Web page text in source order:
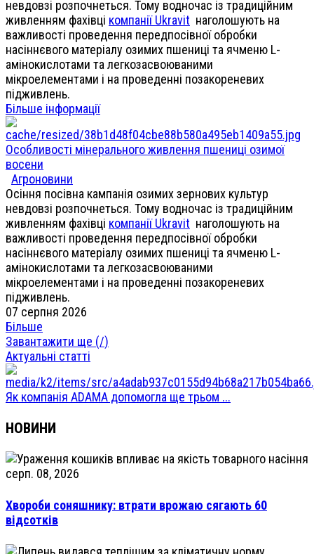
невдовзі розпочнеться. Тому водночас із традиційним
живленням фахівці компанії Ukravit наголошують на
важливості проведення передпосівної обробки
насіннєвого матеріалу озимих пшениці та ячменю L-
амінокислотами та легкозасвоюваними
мікроелементами і на проведенні позакореневих
підживлень.
Більше інформації
Особливості мінерального живлення пшениці озимої
восени
Агроновини
Осіння посівна кампанія озимих зернових культур
невдовзі розпочнеться. Тому водночас із традиційним
живленням фахівці компанії Ukravit наголошують на
важливості проведення передпосівної обробки
насіннєвого матеріалу озимих пшениці та ячменю L-
амінокислотами та легкозасвоюваними
мікроелементами і на проведенні позакореневих
підживлень.
07 серпня 2026
Більше
Завантажити ще (/)
Актуальні статті
Як компанія ADAMA допомогла ще трьом ...
НОВИНИ
серп. 08, 2026
Хвороби соняшнику: втрати врожаю сягають 60
відсотків